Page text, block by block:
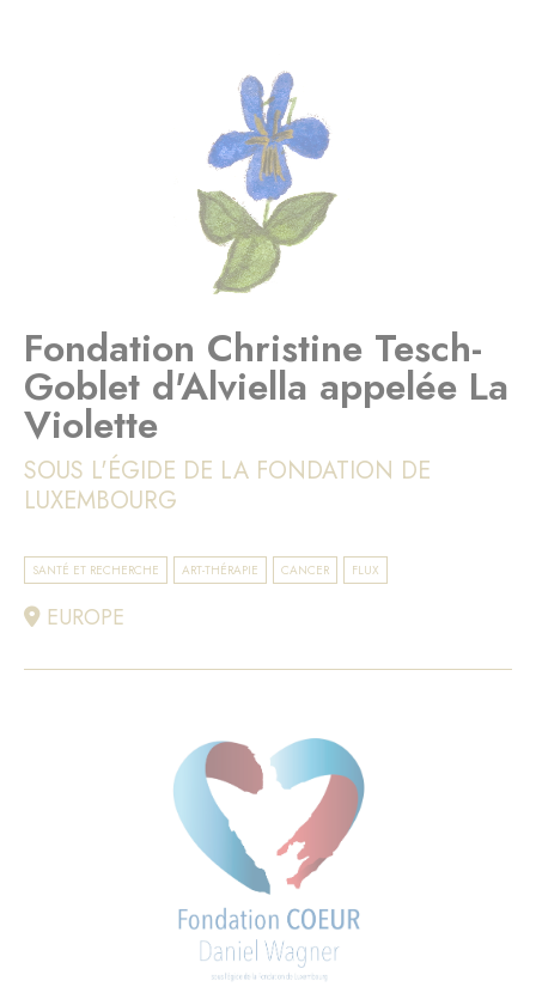
Fondation Christine Tesch-
Goblet d'Alviella appelée La
Violette
SOUS L'ÉGIDE DE LA FONDATION DE
LUXEMBOURG
SANTÉ ET RECHERCHE ART-THÉRAPIE CANCER FLUX
EUROPE